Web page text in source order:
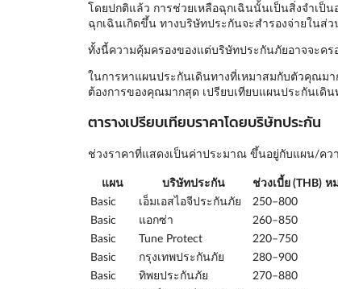
โดยปกติแล้ว การช่วยเหลือฉุกเฉินนั้นเป็นสิ่งจำเป็น
ฉุกเฉินเกิดขึ้น ทางบริษัทประกันจะสำรองจ่ายในส่
ทั้งนี้ความคุ้มครองของแต่บริษัทประกันภัยอาจจะค
ในการหาแผนประกันเดินทางที่เหมาสมกับตัวคุณมา
ต้องการของคุณมากสุด เปรียบเทียบแผนประกันเดิ
ตารางเปรียบเทียบราคาโดยบริษัทประกัน
ช่วงราคาที่แสดงเป็นค่าประมาณ ขึ้นอยู่กับแผน/คว
แผน บริษัทประกัน ช่วงเบี้ย (THB) ห
Basic
เอ็มเอสไอจีประกันภัย
250–800
Basic
แอกซ่า
260–850
Basic
Tune Protect
220–750
Basic
กรุงเทพประกันภัย
280–900
Basic
ทิพยประกันภัย
270–880